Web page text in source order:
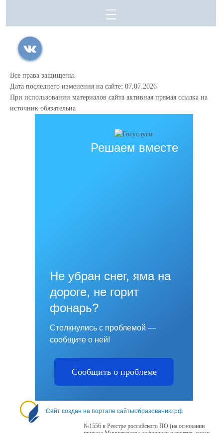
Все права защищены.
Дата последнего изменения на сайте: 07.07.2026
При использовании материалов сайта активная прямая ссылка на
источник обязательна
Решаем вместе
Не убран снег, яма на
дороге, не горит
фонарь?
Столкнулись с проблемой —
сообщите о ней!
Сообщить о проблеме
Сайт создан на портале сайтыобразованию.рф
№1556 в Реестре российского ПО (на основании